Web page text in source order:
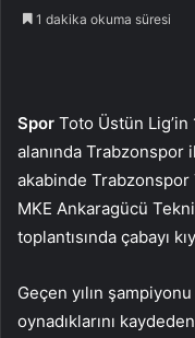
1 dakika okuma süresi
Spor Toto Üstün Lig’in
alanında Trabzonspor
akabinde Trabzonspor
MKE Ankaragücü
toplantısında çabayı
Geçen yılın
oynadıklarını